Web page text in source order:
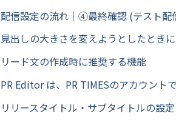
配信設定の流れ｜④最終確認 (テスト配
見出しの大きさを変えようとしたとき
リード文の作成時に推奨する機能
PR Editor は、PR TIMESのアカウント
リリースタイトル・サブタイトルの設定